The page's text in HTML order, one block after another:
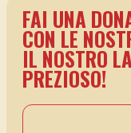
FAI UNA
CON LE
IL NOSTRO
PREZIOSO!